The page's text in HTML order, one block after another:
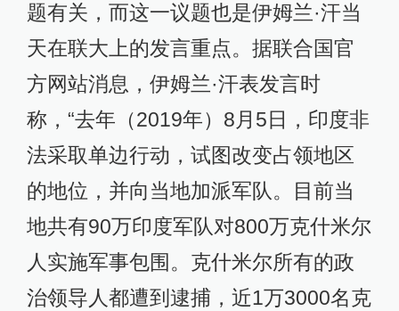
题有关，而这一议题也是伊姆兰·汗当
天在联大上的发言重点。据联合国官
方网站消息，伊姆兰·汗表发言时
称，“去年（2019年）8月5日，印度非
法采取单边行动，试图改变占领地区
的地位，并向当地加派军队。目前当
地共有90万印度军队对800万克什米尔
人实施军事包围。克什米尔所有的政
治领导人都遭到逮捕，近1万3000名克